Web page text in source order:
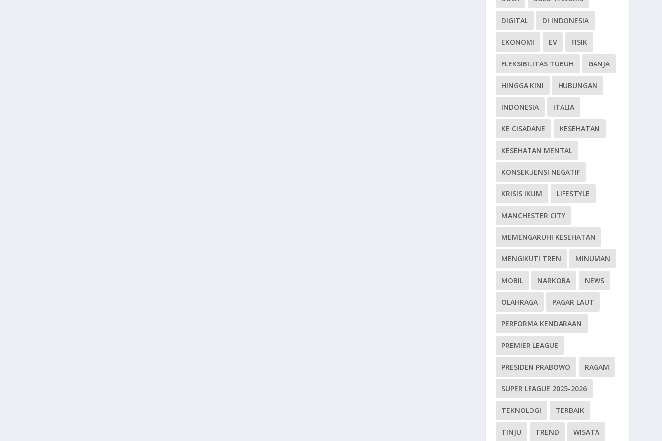
DIGITAL DI INDONESIA
EKONOMI EV FISIK
FLEKSIBILITAS TUBUH GANJA
HINGGA KINI HUBUNGAN
INDONESIA ITALIA
KE CISADANE KESEHATAN
KESEHATAN MENTAL
KONSEKUENSI NEGATIF
KRISIS IKLIM LIFESTYLE
MANCHESTER CITY
MEMENGARUHI KESEHATAN
MENGIKUTI TREN MINUMAN
MOBIL NARKOBA NEWS
OLAHRAGA PAGAR LAUT
PERFORMA KENDARAAN
PREMIER LEAGUE
PRESIDEN PRABOWO RAGAM
SUPER LEAGUE 2025-2026
TEKNOLOGI TERBAIK
TINJU TREND WISATA